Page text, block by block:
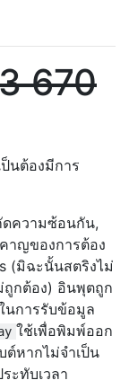
670
นต้องมีการ
ความซ้อนกัน,
าญของการต้อง
(มิฉะนั้นสตริงไม่
กต้อง) อินพุตถูก
นการรับข้อมูล
ใช้เพื่อพิมพ์ออก
หากไม่จำเป็น
ะทับเวลา